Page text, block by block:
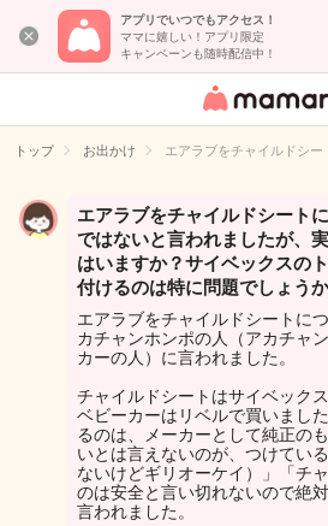
アプリでいつでもアクセス！
ママに嬉しい！アプリ限定
キャンペーンも随時配信中！
女性専用匿名QA
イト
トップ お出かけ エアラブをチャイルドシ
エアラブをチャイルドシート
ではないと言われましたが、
はいますか？サイベックスの
付けるのは特に問題でしょう
エアラブをチャイルドシートに
カチャンホンポの人（アカチャ
カーの人）に言われました。
チャイルドシートはサイベック
ベビーカーはリベルで買いまし
るのは、メーカーとして純正の
いとは言えないのが、つけてい
ないけどギリオーケイ）」「チ
のは安全と言い切れないので絶
言われました。